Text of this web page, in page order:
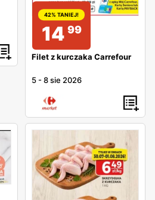
42% TANIEJ!
14 99
Filet z kurczaka Carrefour
5 -8 sie 2026